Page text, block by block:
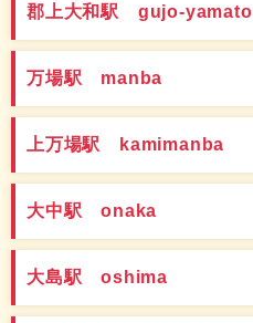
郡上大和駅 gujo-yamato
万場駅 manba
上万場駅 kamimanba
大中駅 onaka
大島駅 oshima